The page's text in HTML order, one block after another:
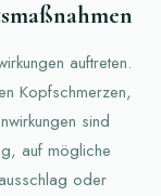
auftreten.
Kopfschmerzen,
sind
auf mögliche
oder